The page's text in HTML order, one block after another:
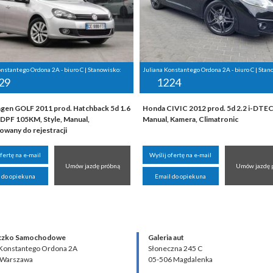
Ordona 2A - biuro C | Stanowisko:
GOLF 2011 prod. Hatchback 5d 1.6
105KM, Style, Manual,
do rejestracji
na e-mail
do opiekuna
Umów jazdę próbną
Juliana Konstantego Ordona 2A - biuro C |
1224
Honda CIVIC 2012 prod. 5d 2.2 i-
Manual, Kamera, Climatronic
Wyślij ofertę na e-mail
Email do opiekuna
Umów jazdę
Samochodowe
Ordona 2A
Galeria aut
Słoneczna 245 C
05-506 Magdalenka